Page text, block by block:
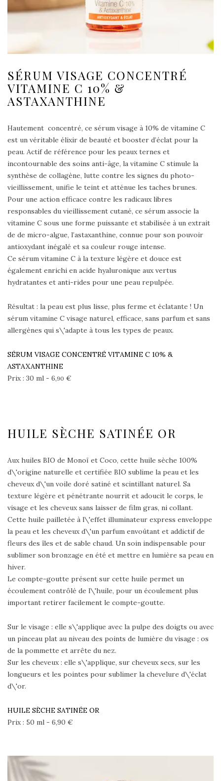
SÉRUM VISAGE CONCENTRÉ
VITAMINE C 10% &
ASTAXANTHINE
Hautement concentré, ce sérum visage à 10% de vitamine C
est un véritable élixir de beauté et booster d’éclat pour la
peau. Actif de référence pour les peaux ternes et
incontournable des soins anti-âge, la vitamine C stimule la
synthèse de collagène, lutte contre les signes du photo-
vieillissement, unifie le teint et atténue les taches brunes.
Pour une action efficace contre les radicaux libres
responsables du vieillissement cutané, ce sérum associe la
vitamine C sous une forme puissante et stabilisée à un extrait
de de micro-algue, l’astaxanthine, connue pour son pouvoir
antioxydant inégalé et sa couleur rouge intense.
Ce sérum vitamine C à la texture légère et douce est
également enrichi en acide hyaluronique aux vertus
hydratantes et anti-rides pour une peau repulpée.
Résultat : la peau est plus lisse, plus ferme et éclatante ! Un
sérum vitamine C visage naturel, efficace, sans parfum et sans
allergènes qui s\'adapte à tous les types de peaux.
SÉRUM VISAGE CONCENTRÉ VITAMINE C 10% &
ASTAXANTHINE
Prix : 30 ml - 6,90 €
HUILE SÈCHE SATINÉE OR
Aux huiles BIO de Monoï et Coco, cette huile sèche 100%
d\'origine naturelle et certifiée BIO sublime la peau et les
cheveux d\'un voile doré satiné et scintillant naturel. Sa
texture légère et pénétrante nourrit et adoucit le corps, le
visage et les cheveux sans laisser de film gras, ni collant.
Cette huile pailletée à l\'effet illuminateur express enveloppe
la peau et les cheveux d\'un parfum envoûtant et addictif de
fleurs des îles et de sable chaud. Un soin indispensable pour
sublimer son bronzage en été et mettre en lumière sa peau en
hiver.
Le compte-goutte présent sur cette huile permet un
écoulement contrôlé de l\'huile, pour un écoulement plus
important retirer facilement le compte-goutte.
Sur le visage : elle s\'applique avec la pulpe des doigts ou avec
un pinceau plat au niveau des points de lumière du visage : os
de la pommette et arrête du nez.
Sur les cheveux : elle s\'applique, sur cheveux secs, sur les
longueurs et les pointes pour sublimer la chevelure d\'éclat
d\'or.
HUILE SÈCHE SATINÉE OR
Prix : 50 ml - 6,90 €